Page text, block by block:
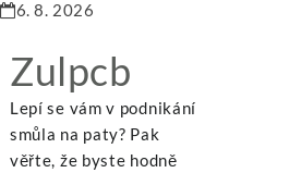
6. 8. 2026
Zulpcb
Lepí se vám v podnikání
smůla na paty? Pak
věřte, že byste hodně